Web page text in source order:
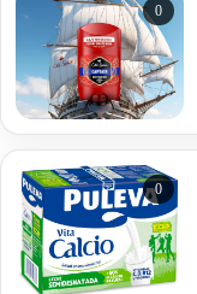
0
0